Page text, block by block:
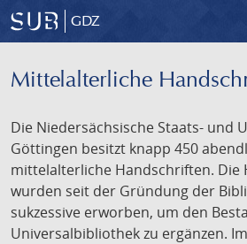
GDZ
Mittelalterliche
Die Niedersächsische Staats- und
Göttingen besitzt knapp 450
mittelalterliche Handschriften. Die
wurden seit der Gründung der
sukzessive erworben, um den
Universalbibliothek zu ergänzen.